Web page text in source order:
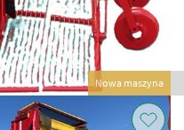
Nowa maszyna